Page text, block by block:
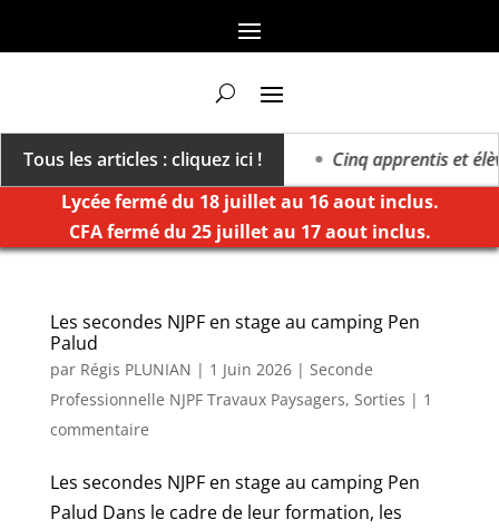
Tous les articles : cliquez ici !
vers un millésime des extrêmes »
Cinq apprentis et
Lycée fermé du 18 juillet au 16 aout inclus.
CFA fermé du 25 juillet au 17 aout inclus.
Les secondes NJPF en stage au camping Pen
Palud
par Régis PLUNIAN | 1 Juin 2026| Seconde
Professionnelle NJPF Travaux Paysagers, Sorties | 1
commentaire
Les secondes NJPF en stage au camping Pen
Palud Dans le cadre de leur formation, les